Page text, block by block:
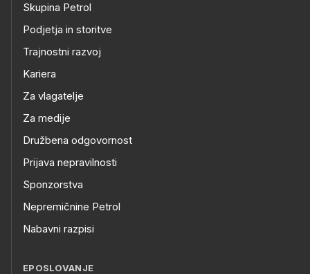
Skupina Petrol
Podjetja in storitve
Trajnostni razvoj
Kariera
Za vlagatelje
Za medije
Družbena odgovornost
Prijava nepravilnosti
Sponzorstva
Nepremičnine Petrol
Nabavni razpisi
EPOSLOVANJE